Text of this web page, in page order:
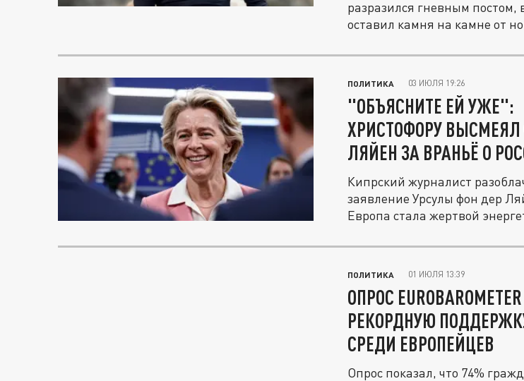
разразился гневным постом,
оставил камня на камне от
ПОЛИТИКА 03 ИЮЛЯ 19:26
"ОБЪЯСНИТЕ ЕЙ УЖЕ":
ХРИСТОФОРУ
ЛЯЙЕН ЗА ВРАНЬЁ О
Кипрский журналист
заявление Урсулы фон дер
Европа стала жертвой
ПОЛИТИКА 01 ИЮЛЯ 13:39
ОПРОС
РЕКОРДНУЮ
СРЕДИ ЕВРОПЕЙЦЕВ
Опрос показал, что 74%